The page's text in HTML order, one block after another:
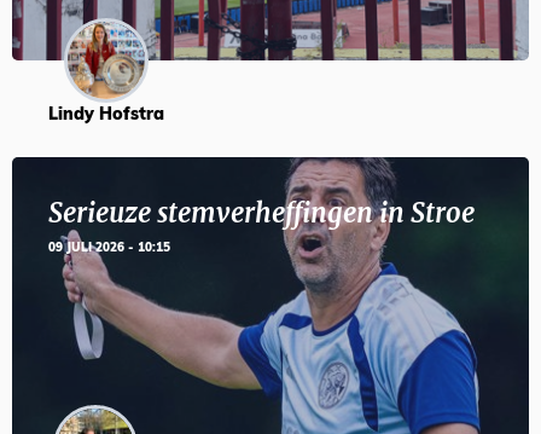
Lindy Hofstra
Serieuze stemverheffingen in Stroe
09 JULI 2026 - 10:15